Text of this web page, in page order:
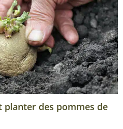
des pommes de